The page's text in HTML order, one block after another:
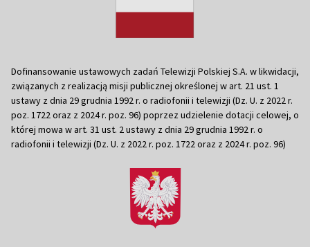
Dofinansowanie ustawowych zadań Telewizji Polskiej S.A. w likwidacji,
związanych z realizacją misji publicznej określonej w art. 21 ust. 1
ustawy z dnia 29 grudnia 1992 r. o radiofonii i telewizji (Dz. U. z 2022 r.
poz. 1722 oraz z 2024 r. poz. 96) poprzez udzielenie dotacji celowej, o
której mowa w art. 31 ust. 2 ustawy z dnia 29 grudnia 1992 r. o
radiofonii i telewizji (Dz. U. z 2022 r. poz. 1722 oraz z 2024 r. poz. 96)